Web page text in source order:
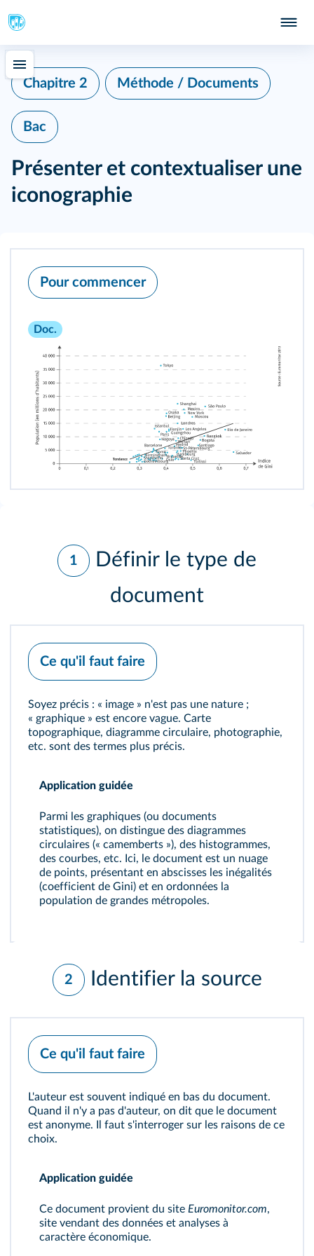
Chapitre 2 Méthode / Documents
Bac
Présenter et contextualiser une
iconographie
Pour commencer
Doc.
1
Définir le type de
document
Ce qu'il faut faire
Soyez précis : « image » n'est pas une nature ;
« graphique » est encore vague. Carte
topographique, diagramme circulaire, photographie,
etc. sont des termes plus précis.
Application guidée
Parmi les graphiques (ou documents
statistiques), on distingue des diagrammes
circulaires (« camemberts »), des histogrammes,
des courbes, etc. Ici, le document est un nuage
de points, présentant en abscisses les inégalités
(coefficient de Gini) et en ordonnées la
population de grandes métropoles.
2 Identifier la source
Ce qu'il faut faire
L'auteur est souvent indiqué en bas du document.
Quand il n'y a pas d'auteur, on dit que le document
est anonyme. Il faut s'interroger sur les raisons de ce
choix.
Application guidée
Ce document provient du site Euromonitor.com,
site vendant des données et analyses à
caractère économique.